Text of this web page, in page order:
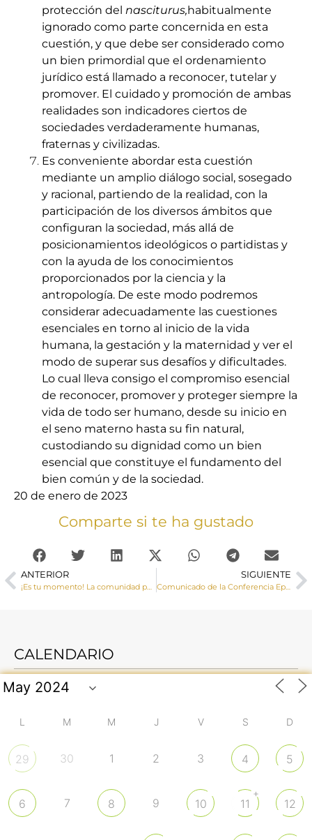
protección del nasciturus,habitualmente
ignorado como parte concernida en esta
cuestión, y que debe ser considerado como
un bien primordial que el ordenamiento
jurídico está llamado a reconocer, tutelar y
promover. El cuidado y promoción de ambas
realidades son indicadores ciertos de
sociedades verdaderamente humanas,
fraternas y civilizadas.
Es conveniente abordar esta cuestión
mediante un amplio diálogo social, sosegado
y racional, partiendo de la realidad, con la
participación de los diversos ámbitos que
configuran la sociedad, más allá de
posicionamientos ideológicos o partidistas y
con la ayuda de los conocimientos
proporcionados por la ciencia y la
antropología. De este modo podremos
considerar adecuadamente las cuestiones
esenciales en torno al inicio de la vida
humana, la gestación y la maternidad y ver el
modo de superar sus desafíos y dificultades.
Lo cual lleva consigo el compromiso esencial
de reconocer, promover y proteger siempre la
vida de todo ser humano, desde su inicio en
el seno materno hasta su fin natural,
custodiando su dignidad como un bien
esencial que constituye el fundamento del
bien común y de la sociedad.
20 de enero de 2023
Comparte si te ha gustado
ANTERIOR
¡Es tu momento! La comunidad parroquial, responsable de la catequesis
SIGUIENTE
Comunicado de la Conferencia Episcopal Española ante los acontecimientos en Algeciras
CALENDARIO
L M M J V S D
29 30 1 2 3 4 5
6 7 8 9 10 11
+
12